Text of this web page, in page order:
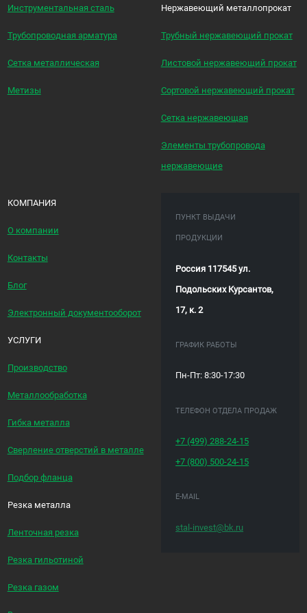
Инструментальная сталь
Трубопроводная арматура
Сетка металлическая
Метизы
Нержавеющий металлопрокат
Трубный нержавеющий прокат
Листовой нержавеющий прокат
Сортовой нержавеющий прокат
Сетка нержавеющая
Элементы трубопровода
нержавеющие
КОМПАНИЯ
О компании
Контакты
Блог
Электронный документооборот
УСЛУГИ
Производство
Металлообработка
Гибка металла
Сверление отверстий в металле
Подбор фланца
Резка металла
Ленточная резка
Резка гильотиной
Резка газом
ПУНКТ ВЫДАЧИ
ПРОДУКЦИИ
Россия 117545 ул.
Подольских Курсантов,
17, к. 2
ГРАФИК РАБОТЫ
Пн-Пт: 8:30-17:30
ТЕЛЕФОН ОТДЕЛА ПРОДАЖ
+7 (499) 288-24-15
+7 (800) 500-24-15
E-MAIL
stal-invest@bk.ru